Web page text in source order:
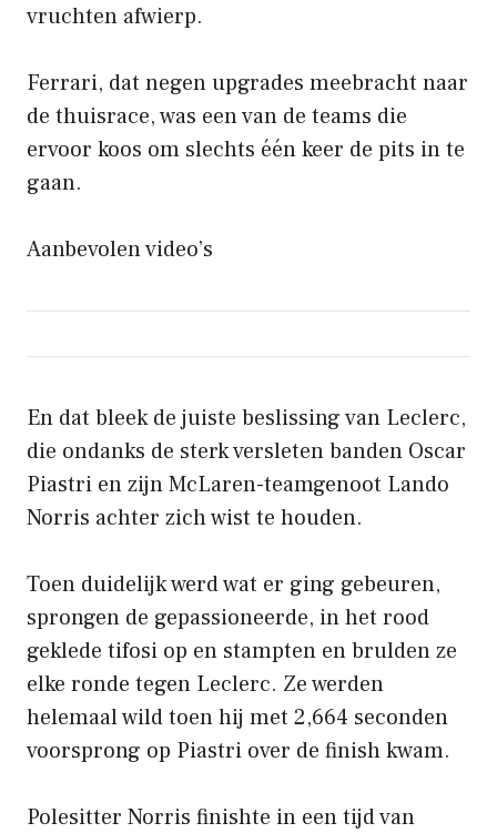
vruchten afwierp.
Ferrari, dat negen upgrades meebracht naar
de thuisrace, was een van de teams die
ervoor koos om slechts één keer de pits in te
gaan.
Aanbevolen video’s
En dat bleek de juiste beslissing van Leclerc,
die ondanks de sterk versleten banden Oscar
Piastri en zijn McLaren-teamgenoot Lando
Norris achter zich wist te houden.
Toen duidelijk werd wat er ging gebeuren,
sprongen de gepassioneerde, in het rood
geklede tifosi op en stampten en brulden ze
elke ronde tegen Leclerc. Ze werden
helemaal wild toen hij met 2,664 seconden
voorsprong op Piastri over de finish kwam.
Polesitter Norris finishte in een tijd van